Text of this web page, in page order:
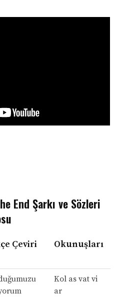
End Şarkı ve Sözleri
Çeviri Okunuşları
Kol as vat vi
ar